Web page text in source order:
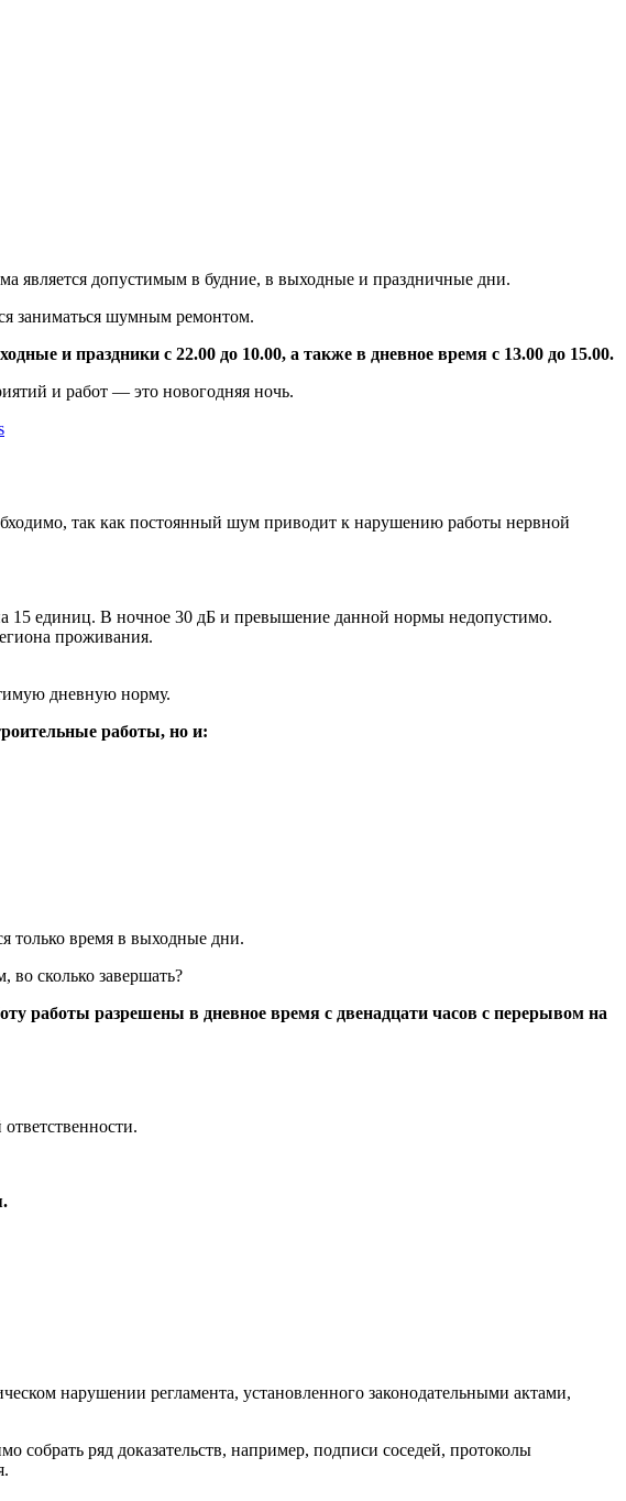
является допустимым в будние, в выходные и праздничные дни.
заниматься шумным ремонтом.
и праздники с 22.00 до 10.00, а также в дневное время с 13.00 до 15.00.
и работ — это новогодняя ночь.
так как постоянный шум приводит к нарушению работы нервной
15 единиц. В ночное 30 дБ и превышение данной нормы недопустимо.
проживания.
дневную норму.
работы, но и:
только время в выходные дни.
сколько завершать?
работы разрешены в дневное время с двенадцати часов с перерывом на
нарушении регламента, установленного законодательными актами,
собрать ряд доказательств, например, подписи соседей, протоколы